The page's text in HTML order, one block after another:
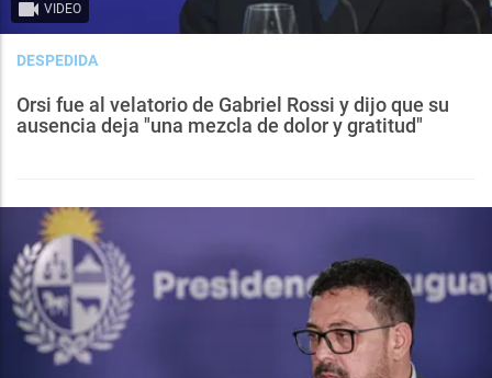
VIDEO
DESPEDIDA
Orsi fue al velatorio de Gabriel Rossi y dijo que su
ausencia deja "una mezcla de dolor y gratitud"